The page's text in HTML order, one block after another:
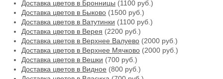
Доставка цветов в Бронницы (1100 руб.)
Доставка цветов в Быково (1500 руб.)
Доставка цветов в Ватутинки (1100 руб.)
Доставка цветов в Верея (2200 руб.)
Доставка цветов в Верхнее Валуево (2000 руб.)
Доставка цветов в Верхнее Мячково (2000 руб.)
Доставка цветов в Вешки (700 руб.)
Доставка цветов в Видное (800 руб.)